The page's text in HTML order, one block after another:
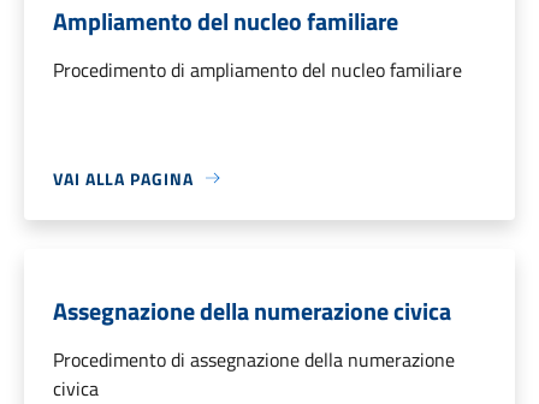
Ampliamento del nucleo familiare
Procedimento di ampliamento del nucleo familiare
VAI ALLA PAGINA
Assegnazione della numerazione civica
Procedimento di assegnazione della numerazione
civica